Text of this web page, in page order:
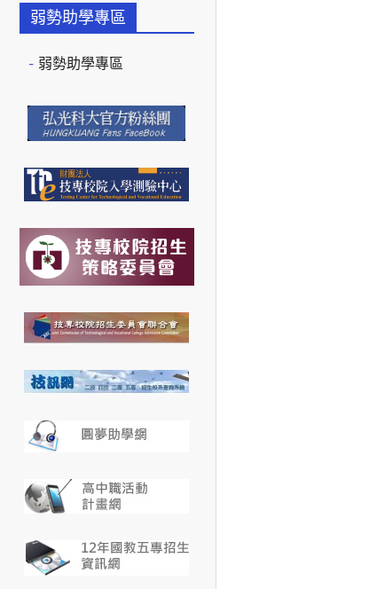
弱勢助學專區
弱勢助學專區